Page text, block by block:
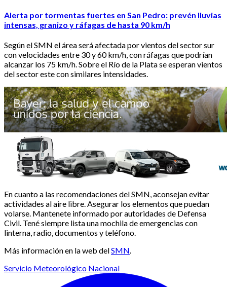
Alerta por tormentas fuertes en San Pedro: prevén lluvias
intensas, granizo y ráfagas de hasta 90 km/h
Según el SMN el área será afectada por vientos del sector sur
con velocidades entre 30 y 60 km/h, con ráfagas que podrían
alcanzar los 75 km/h. Sobre el Río de la Plata se esperan vientos
del sector este con similares intensidades.
En cuanto a las recomendaciones del SMN, aconsejan evitar
actividades al aire libre. Asegurar los elementos que puedan
volarse. Mantenete informado por autoridades de Defensa
Civil. Tené siempre lista una mochila de emergencias con
linterna, radio, documentos y teléfono.
Más información en la web delSMN.
Servicio Meteorológico Nacional